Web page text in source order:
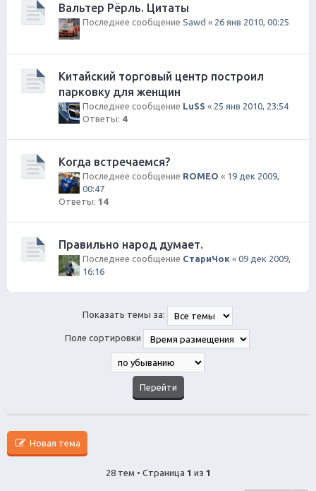
Вальтер Рёрль. Цитаты
Последнее сообщение Sawd « 26 янв 2010, 00:25
Китайский торговый центр построил
парковку для женщин
Последнее сообщение LuSS « 25 янв 2010, 23:54
Ответы: 4
Когда встречаемся?
Последнее сообщение ROMEO « 19 дек 2009,
00:47
Ответы: 14
Правильно народ думает.
Последнее сообщение СтариЧок « 09 дек 2009,
16:16
Показать темы за:
Поле сортировки
Новая тема
28 тем • Страница 1 из 1